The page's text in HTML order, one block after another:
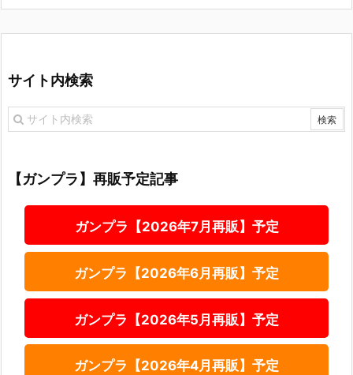
サイト内検索
【ガンプラ】再販予定記事
ガンプラ【2026年7月再販】予定
ガンプラ【2026年6月再販】予定
ガンプラ【2026年5月再販】予定
ガンプラ【2026年4月再販】予定